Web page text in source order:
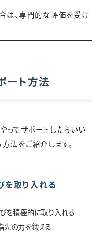
は、専門的な評価を受け
ート方法
ってサポートしたらいい
法をご紹介します。
を取り入れる
を積極的に取り入れる
先の力を鍛える